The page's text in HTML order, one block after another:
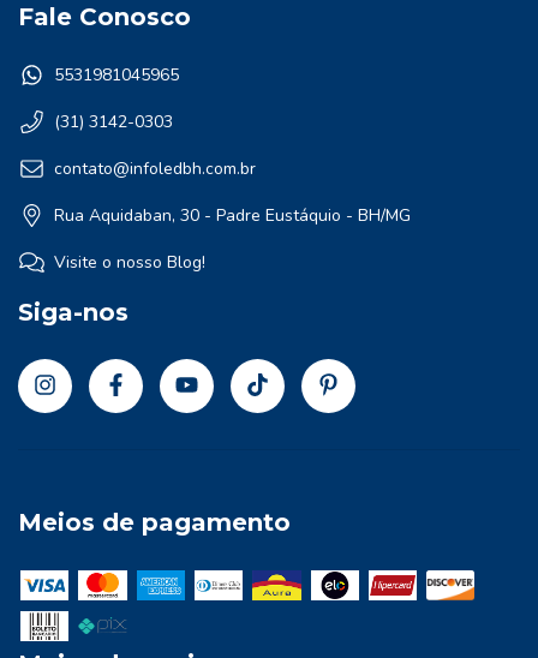
Fale Conosco
5531981045965
(31) 3142-0303
contato@infoledbh.com.br
Rua Aquidaban, 30 - Padre Eustáquio - BH/MG
Visite o nosso Blog!
Siga-nos
Meios de pagamento